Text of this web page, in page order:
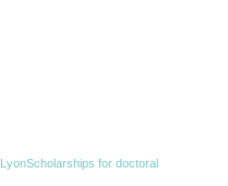
Scholarships for doctoral